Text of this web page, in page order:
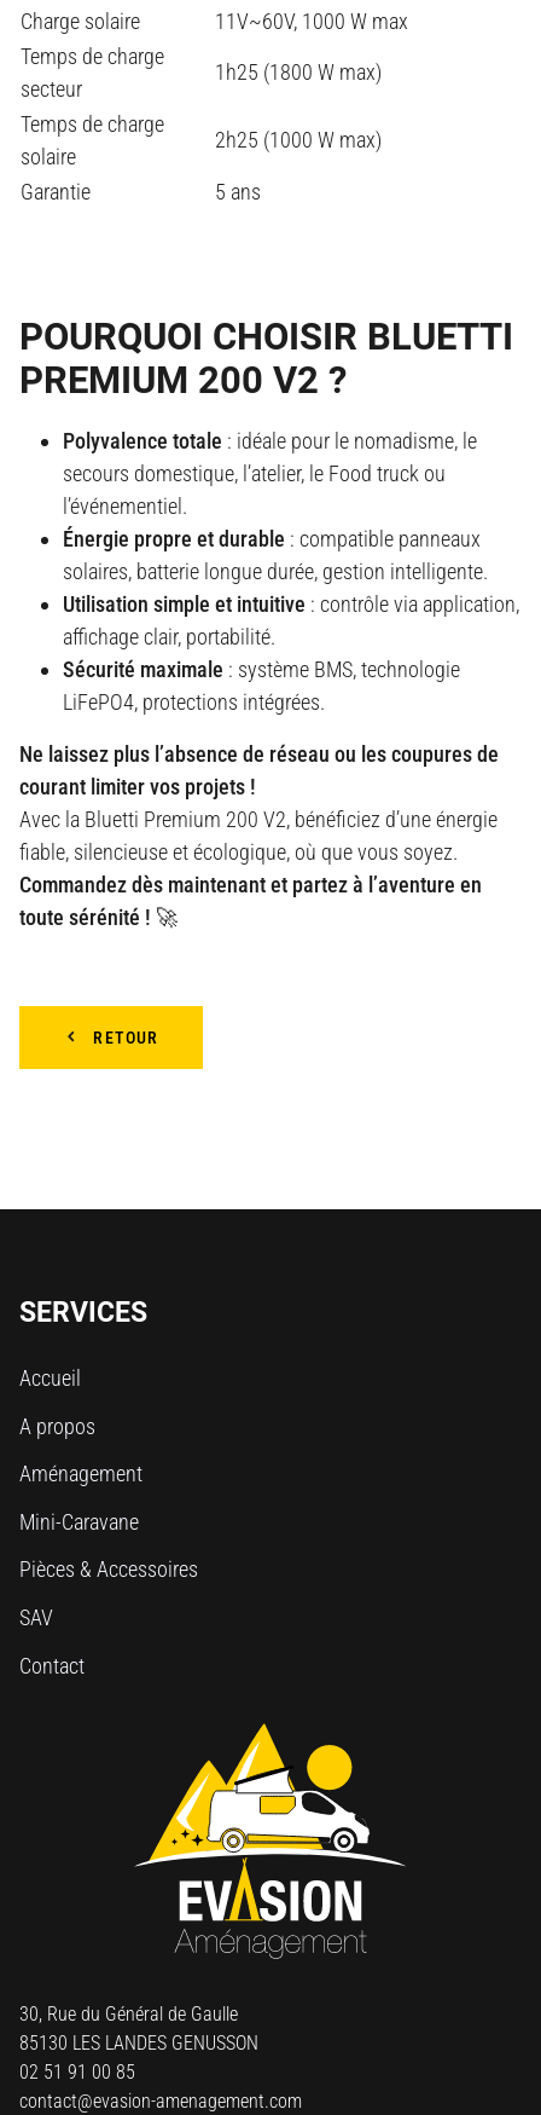
Charge solaire
11V~60V, 1000 W max
Temps de charge
secteur
1h25 (1800 W max)
Temps de charge
solaire
2h25 (1000 W max)
Garantie 5 ans
POURQUOI CHOISIR BLUETTI
PREMIUM 200 V2 ?
Polyvalence totale : idéale pour le nomadisme, le
secours domestique, l’atelier, le Food truck ou
l’événementiel.
Énergie propre et durable : compatible panneaux
solaires, batterie longue durée, gestion intelligente.
Utilisation simple et intuitive : contrôle via application,
affichage clair, portabilité.
Sécurité maximale : système BMS, technologie
LiFePO4, protections intégrées.
Ne laissez plus l’absence de réseau ou les coupures de
courant limiter vos projets !
Avec la Bluetti Premium 200 V2, bénéficiez d’une énergie
fiable, silencieuse et écologique, où que vous soyez.
Commandez dès maintenant et partez à l’aventure en
toute sérénité ! 🚀
RETOUR
SERVICES
Accueil
A propos
Aménagement
Mini-Caravane
Pièces & Accessoires
SAV
Contact
30, Rue du Général de Gaulle
85130 LES LANDES GENUSSON
02 51 91 00 85
contact@evasion-amenagement.com